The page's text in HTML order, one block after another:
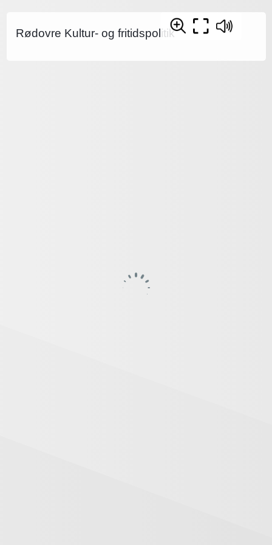
Rødovre Kultur- og fritidspolitik